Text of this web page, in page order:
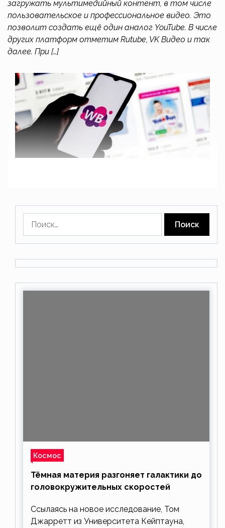
загружать мультимедийный контент, в том числе
пользовательское и профессиональное видео. Это
позволит создать ещё один аналог YouTube. В числе
других платформ отметим Rutube, VK Видео и так
далее. При […]
Космос
Тёмная материя разгоняет галактики до
головокружительных скоростей
Ссылаясь на новое исследование, Том
Джарретт из Университета Кейптауна,